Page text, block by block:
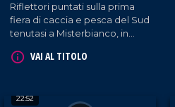
Riflettori puntati sulla prima
fiera di caccia e pesca del Sud
tenutasi a Misterbianco, in
VAI AL TITOLO
22:52